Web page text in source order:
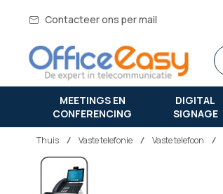
Contacteer ons per mail
MEETINGS EN
CONFERENCING
DIGITAL
SIGNAGE
Thuis vaste telefonie Vaste telefoon
Ga